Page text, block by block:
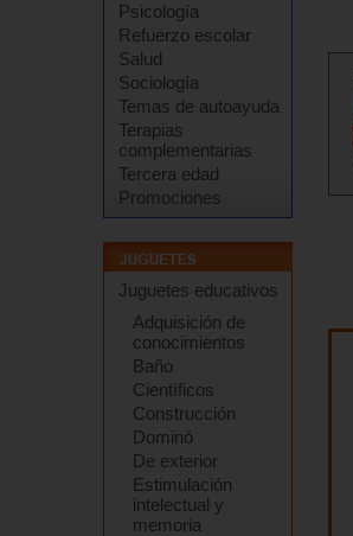
Psicología
Refuerzo escolar
Salud
Sociología
Temas de autoayuda
Terapias
complementarias
Tercera edad
Promociones
Juguetes educativos
Adquisición de
conocimientos
Baño
Científicos
Construcción
Dominó
De exterior
Estimulación
intelectual y
memoria